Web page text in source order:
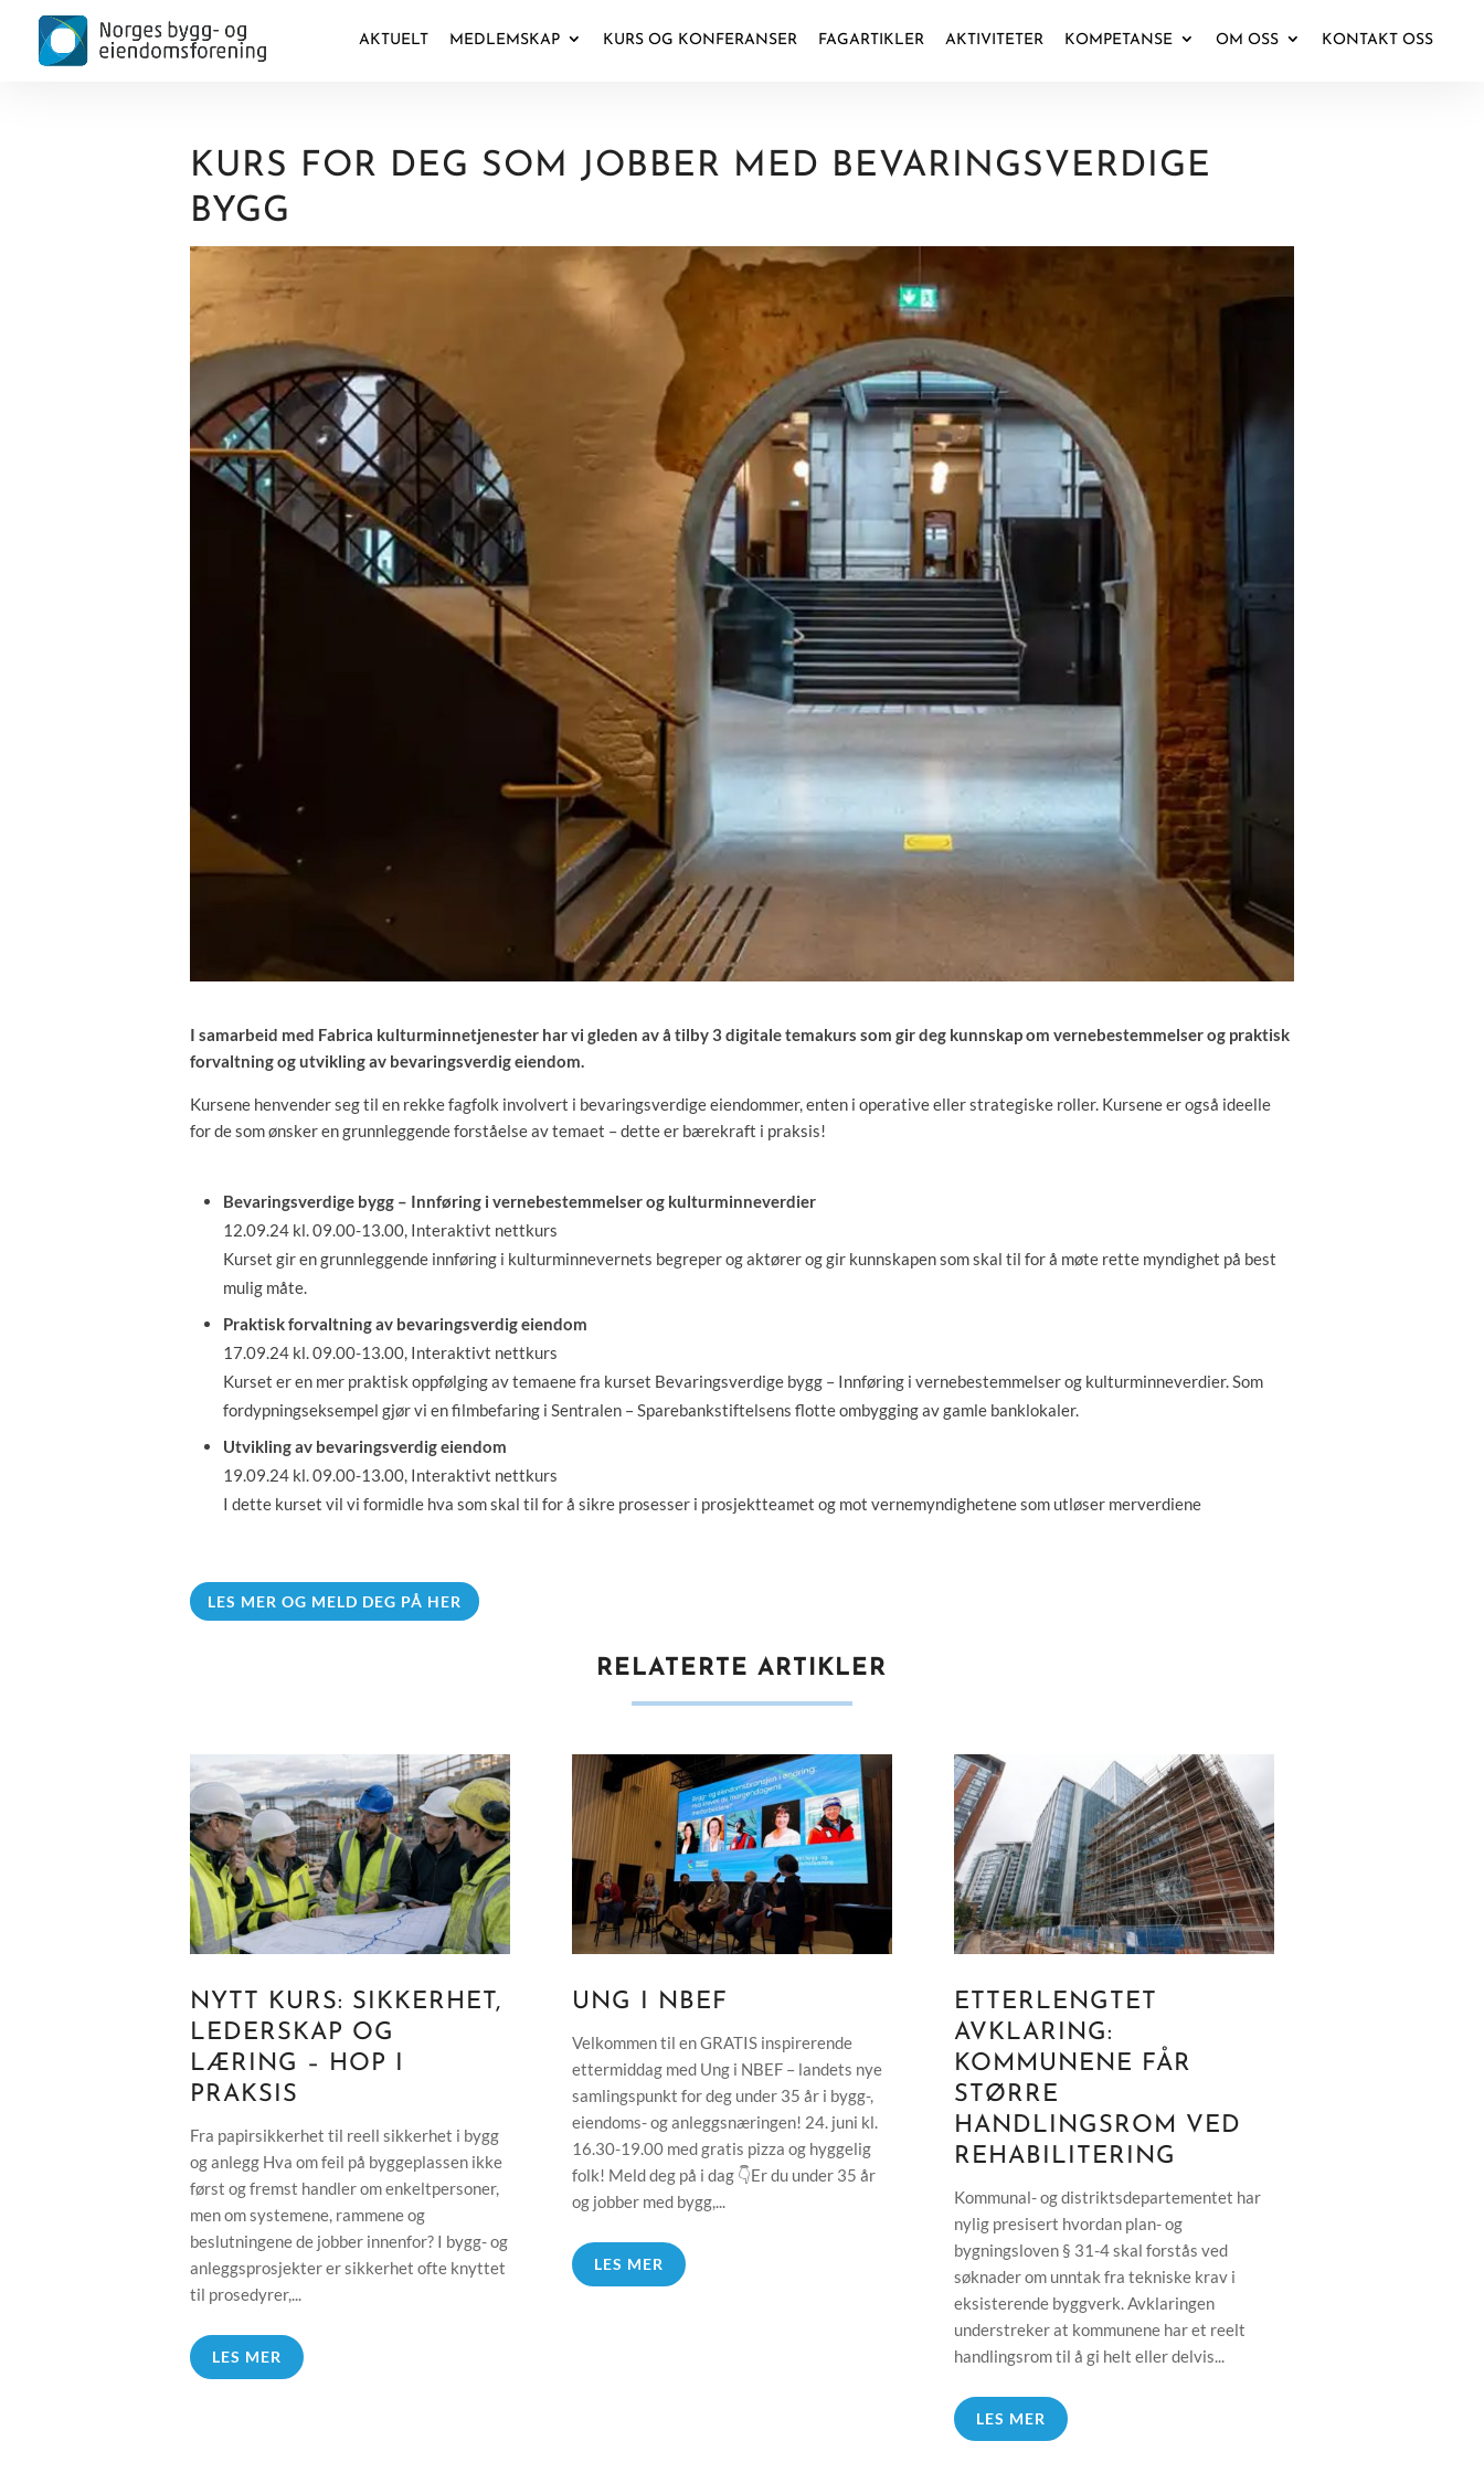
AKTUELT MEDLEMSKAP KURS OG KONFERANSER FAGARTIKLER AKTIVITETER KOMPETANSE OM OSS KONTAKT OSS
KURS FOR DEG SOM JOBBER MED BEVARINGSVERDIGE
BYGG
I samarbeid med Fabrica kulturminnetjenester har vi gleden av å tilby 3 digitale temakurs som gir deg kunnskap om vernebestemmelser og praktisk
forvaltning og utvikling av bevaringsverdig eiendom.
Kursene henvender seg til en rekke fagfolk involvert i bevaringsverdige eiendommer, enten i operative eller strategiske roller. Kursene er også ideelle
for de som ønsker en grunnleggende forståelse av temaet – dette er bærekraft i praksis!
Bevaringsverdige bygg – Innføring i vernebestemmelser og kulturminneverdier
12.09.24 kl. 09.00-13.00, Interaktivt nettkurs
Kurset gir en grunnleggende innføring i kulturminnevernets begreper og aktører og gir kunnskapen som skal til for å møte rette myndighet på best
mulig måte.
Praktisk forvaltning av bevaringsverdig eiendom
17.09.24 kl. 09.00-13.00, Interaktivt nettkurs
Kurset er en mer praktisk oppfølging av temaene fra kurset Bevaringsverdige bygg – Innføring i vernebestemmelser og kulturminneverdier. Som
fordypningseksempel gjør vi en filmbefaring i Sentralen – Sparebankstiftelsens flotte ombygging av gamle banklokaler.
Utvikling av bevaringsverdig eiendom
19.09.24 kl. 09.00-13.00, Interaktivt nettkurs
I dette kurset vil vi formidle hva som skal til for å sikre prosesser i prosjektteamet og mot vernemyndighetene som utløser merverdiene
LES MER OG MELD DEG PÅ HER
RELATERTE ARTIKLER
NYTT KURS: SIKKERHET,
LEDERSKAP OG
LÆRING – HOP I
PRAKSIS
Fra papirsikkerhet til reell sikkerhet i bygg
og anlegg Hva om feil på byggeplassen ikke
først og fremst handler om enkeltpersoner,
men om systemene, rammene og
beslutningene de jobber innenfor? I bygg- og
anleggsprosjekter er sikkerhet ofte knyttet
til prosedyrer,...
LES MER
UNG I NBEF
Velkommen til en GRATIS inspirerende
ettermiddag med Ung i NBEF – landets nye
samlingspunkt for deg under 35 år i bygg-,
eiendoms- og anleggsnæringen! 24. juni kl.
16.30-19.00 med gratis pizza og hyggelig
folk! Meld deg på i dag 👇Er du under 35 år
og jobber med bygg,...
LES MER
ETTERLENGTET
AVKLARING:
KOMMUNENE FÅR
STØRRE
HANDLINGSROM VED
REHABILITERING
Kommunal- og distriktsdepartementet har
nylig presisert hvordan plan- og
bygningsloven § 31-4 skal forstås ved
søknader om unntak fra tekniske krav i
eksisterende byggverk. Avklaringen
understreker at kommunene har et reelt
handlingsrom til å gi helt eller delvis...
LES MER